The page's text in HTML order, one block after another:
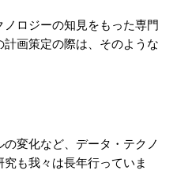
ロジーの知見をもった専門
画策定の際は、そのような
変化など、データ・テクノ
も我々は長年行っていま